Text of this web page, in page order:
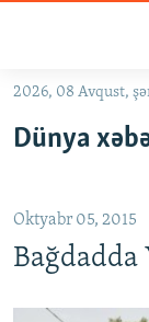
Əsas
qayıt
qayıt
Axtarışa
#İZAHLA
#ƏSLINDƏ
FƏRQƏ BAX
QANUNI
2026, 08 Avqust,
Dünya
Oktyabr 05, 2015
Bağdadda